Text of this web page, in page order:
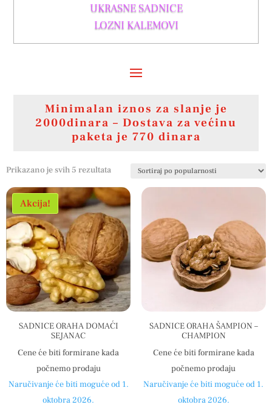
UKRASNE SADNICE
LOZNI KALEMOVI
Minimalan iznos za slanje je
2000dinara – Dostava za većinu
paketa je 770 dinara
Prikazano je svih 5 rezultataSortirano
popularnosti
Akcija!
SADNICE ORAHA DOMAĆI
SEJANAC
Cene će biti formirane kada
počnemo prodaju
Naručivanje će biti moguće od 1.
oktobra 2026.
SADNICE ORAHA ŠAMPION –
CHAMPION
Cene će biti formirane kada
počnemo prodaju
Naručivanje će biti moguće od 1.
oktobra 2026.